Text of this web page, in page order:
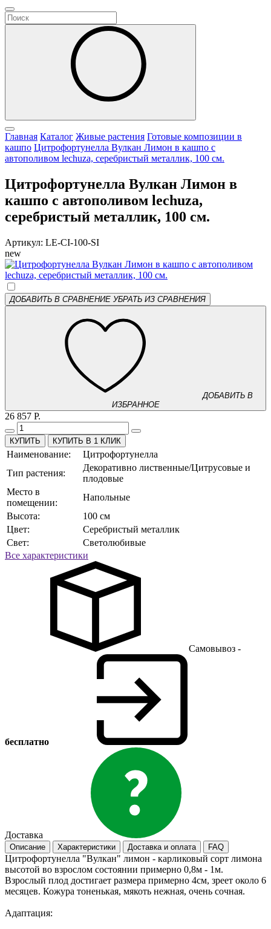
Главная Каталог Живые растения Готовые композиции в
кашпо Цитрофортунелла Вулкан Лимон в кашпо с
автополивом lechuza, серебристый металлик, 100 см.
Цитрофортунелла Вулкан Лимон в
кашпо с автополивом lechuza,
серебристый металлик, 100 см.
Артикул: LE-CI-100-SI
new
ДОБАВИТЬ В СРАВНЕНИЕ УБРАТЬ ИЗ СРАВНЕНИЯ
ДОБАВИТЬ В
ИЗБРАННОЕ
26 857 Р.
КУПИТЬ В 1 КЛИК
Наименование:
Цитрофортунелла
Тип растения:
Декоративно лиственные/Цитрусовые и
плодовые
Место в
помещении:
Напольные
Высота:
100 см
Цвет:
Серебристый металлик
Свет:
Светолюбивые
Все характеристики
Самовывоз -
бесплатно
Доставка
Описание Характеристики Доставка и оплата FAQ
Цитрофортунелла "Вулкан" лимон - карликовый сорт лимона
высотой во взрослом состоянии примерно 0,8м - 1м.
Взрослый плод достигает размера примерно 4см, зреет около 6
месяцев. Кожура тоненькая, мякоть нежная, очень сочная.
Адаптация: